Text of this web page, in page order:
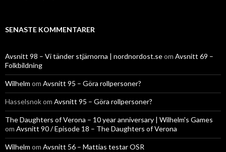
SENASTE KOMMENTARER
Avsnitt 98 – Vi tänder stjärnorna | nordnordost.seom Avsnitt 69 –
Folkbildning
Wilhelm om Avsnitt 95 – Göra rollpersoner?
Hasselsnokom Avsnitt 95 – Göra rollpersoner?
The Daughters of Verona – 10 year anniversary | Wilhelm's Games
om Avsnitt 90 / Episode 18 – The Daughters of Verona
Wilhelm om Avsnitt 56 – Mattias testar OSR